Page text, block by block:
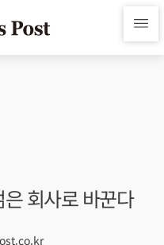
회사로 바꾼다